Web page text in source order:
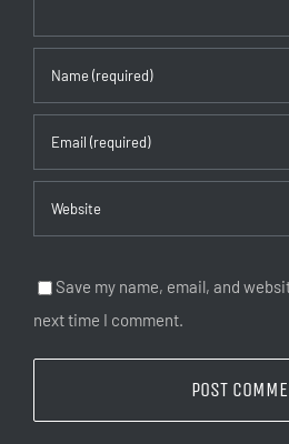
Save my name, email, and
next time I comment.